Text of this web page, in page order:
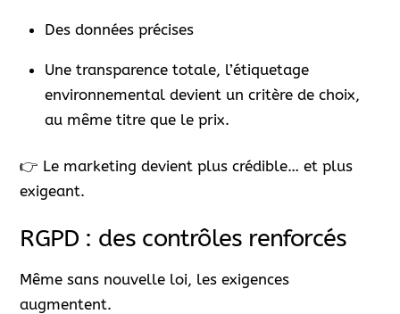
Des données précises
Une transparence totale, l’étiquetage
environnemental devient un critère de choix,
au même titre que le prix.
👉 Le marketing devient plus crédible… et plus
exigeant.
RGPD : des contrôles renforcés
Même sans nouvelle loi, les exigences
augmentent.